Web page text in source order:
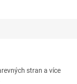
stran a více